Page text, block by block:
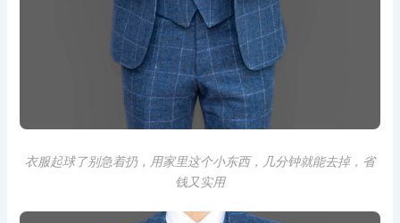
衣服起球了别急着扔，用家里这个小东西，几分钟就能去掉，省
钱又实用